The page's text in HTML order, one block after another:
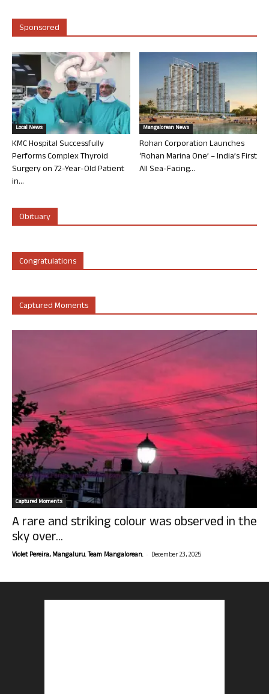
Sponsored
Local News
KMC Hospital Successfully
Performs Complex Thyroid
Surgery on 72-Year-Old Patient
in...
Mangalorean News
Rohan Corporation Launches
‘Rohan Marina One’ – India’s First
All Sea-Facing...
Obituary
Congratulations
Captured Moments
Captured Moments
A rare and striking colour was observed in the
sky over...
Violet Pereira, Mangaluru. Team Mangalorean. - December 23, 2025